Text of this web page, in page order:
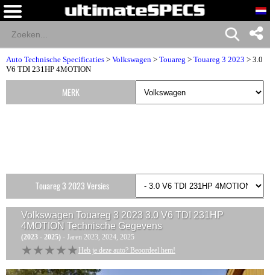
Auto Technische Specificaties > Volkswagen > Touareg > Touareg 3 2023 > 3.0
V6 TDI 231HP 4MOTION
Volkswagen Touareg 3 2023 3.0 V6 TDI 231HP
4MOTION Technische Gegevens
(2023 - 2025) - Jaren 2023, 2024, 2025
★★★★★
★★★★★ Heb je deze auto? Beoordeel hem!
MERK
Touareg 3 2023 Versies